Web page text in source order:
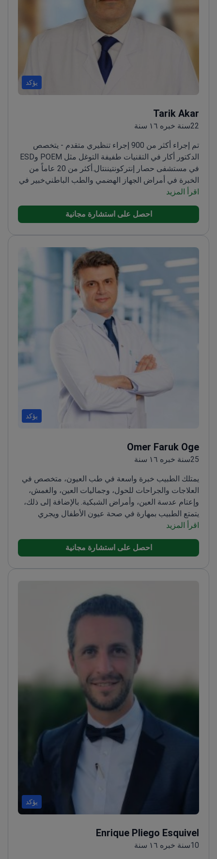
يؤكد
Tarik Akar
22سنة خبره ١٦ سنة
تم إجراء أكثر من 900 إجراء تنظيري متقدم - يتخصص
الدكتور أكار في التقنيات طفيفة التوغل مثل POEM وESD
في مستشفى حصار إنتركونتيننتال.
أكثر من 20 عاماً من
الخبرة في أمراض الجهاز الهضمي والطب الباطنيخبير في
تصوير البنكرياس والقنوات الصفراوية بالتنظير الباطني
بالطريق الراجع (ERCP) لعلاجات القنوات الصفراوية،
والتشريح تحت المخاطي بالتنظير (ESD) للسرطانات في
الجهاز الهضميباحث حائز على جوائز مع مرتبة الشرف
المتعددة عن العروض التقديمية
اقرأ المزيد
احصل على استشارة مجانية
يؤكد
Omer Faruk Oge
25سنة خبره ١٦ سنة
يمتلك الطبيب خبرة واسعة في طب العيون، متخصص في
العلاجات والجراحات للحول، وجماليات العين، والغمش،
وإعتام عدسة العين، وأمراض الشبكية. بالإضافة إلى ذلك،
يتمتع الطبيب بمهارة في صحة عيون الأطفال ويجري
فحوصات شاملة للعين.<\/p>
في إسطنبول وأكمل تخصصه في مستشفى تدريب وأبحاث
العيون في بيوغلو. الطبيب عضو في الجمعية الطبية
لجراحي الساد والانكسار.<\/p>
اقرأ المزيد
احصل على استشارة مجانية
يؤكد
Enrique Pliego Esquivel
10سنة خبره ١٦ سنة